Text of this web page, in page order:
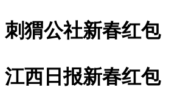
刺猬公社新春红包
江西日报新春红包